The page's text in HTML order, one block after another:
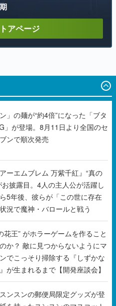
アページ
」の麺が“約4倍”になった「ブタ
」が登場。8月11日より全国のセ
ンで順次発売
アーエムブレム 万紫千紅』“真の
お披露目。4人の主人公が活躍し
5年後、彼らが「この世に存在
況で魔神・バロールと戦う
花王” がホラーゲームを作ること
らないようにマ
でこっそり掃除する『しずかな
が生まれるまで【開発座談会】
ンスンの郵便局限定グッズが登